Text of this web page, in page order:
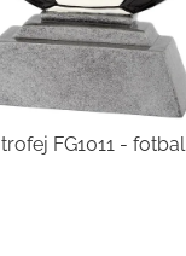
trofej FG1011 - fotbal